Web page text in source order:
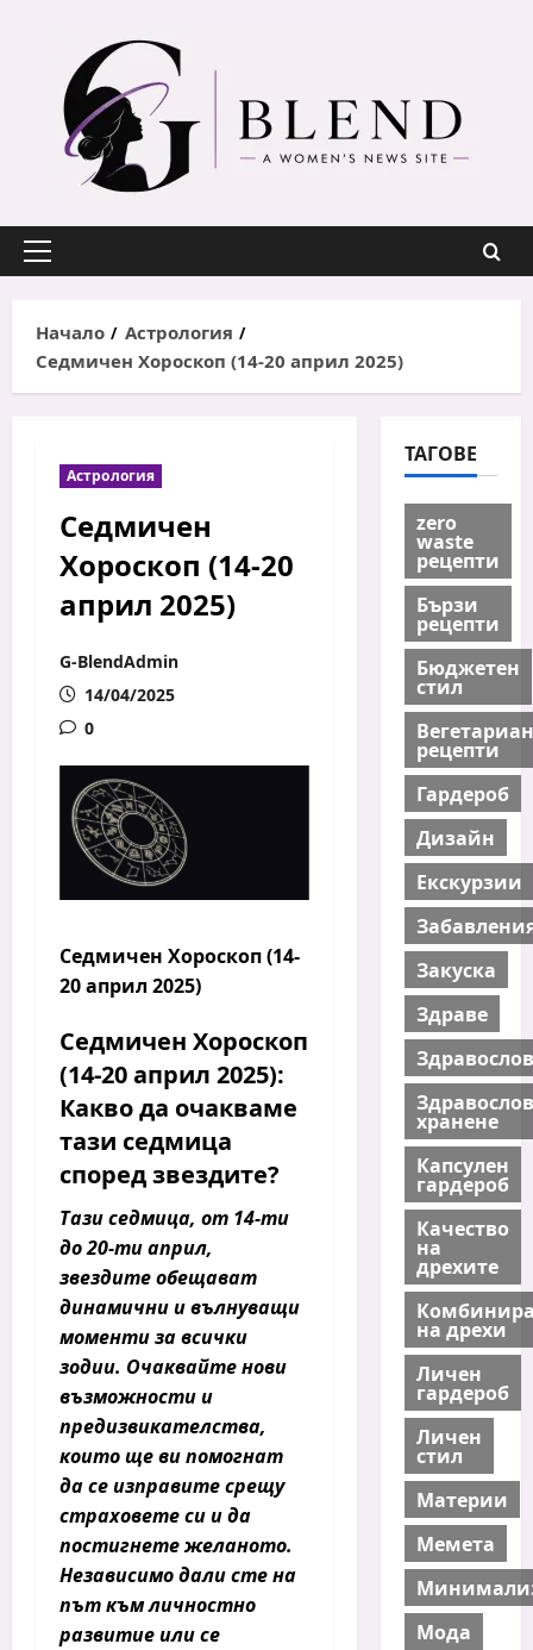
content
Primary
Начало
Астрология
Седмичен Хороскоп (14-20 април 2025)
Астрология
Седмичен
Хороскоп (14-20
април 2025)
G-BlendAdmin
14/04/2025
0
Седмичен Хороскоп (14-
20 април 2025)
Седмичен Хороскоп
(14-20 април 2025):
Какво да очакваме
тази седмица
според звездите?
Тази седмица, от 14-ти
до 20-ти април,
звездите обещават
динамични и вълнуващи
моменти за всички
зодии. Очаквайте нови
възможности и
предизвикателства,
които ще ви помогнат
да се изправите срещу
страховете си и да
постигнете желаното.
Независимо дали сте на
път към личностно
развитие или се
ТАГОВЕ
zero
waste
рецепти
Бързи
рецепти
Бюджетен
стил
рецепти
Гардероб
Дизайн
Екскурзии
Закуска
Здраве
хранене
Капсулен
гардероб
Качество
на
дрехите
на дрехи
Личен
гардероб
Личен
стил
Материи
Мемета
Мода